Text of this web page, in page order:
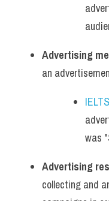
Advertising
an
was
Advertising
collecting and